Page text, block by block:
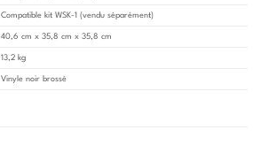
Compatible kit WSK-1 (vendu séparément)
40,6 cm x 35,8 cm x 35,8 cm
13,2 kg
Vinyle noir brossé